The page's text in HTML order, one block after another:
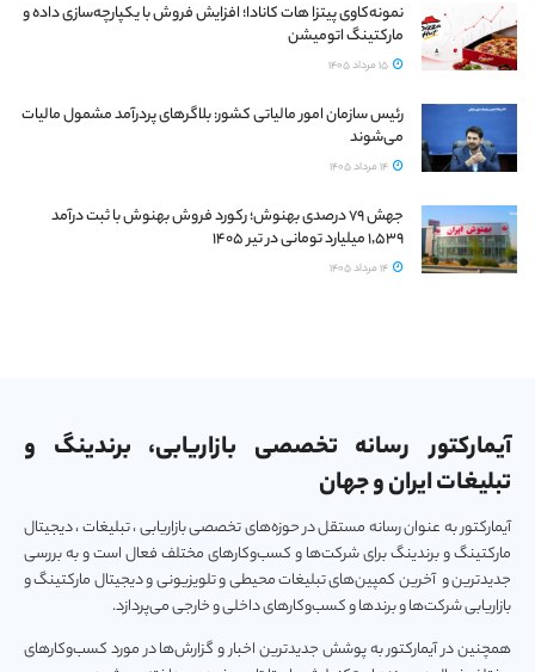
نمونه‌کاوی پیتزا هات کانادا؛ افزایش فروش با یکپارچه‌سازی داده و
مارکتینگ اتومیشن
رئیس سازمان امور مالیاتی کشور: بلاگرهای پردرآمد مشمول مالیات
می‌شوند
جهش ۷۹ درصدی بهنوش؛ رکورد فروش بهنوش با ثبت درآمد
۱٬۵۳۹ میلیارد تومانی در تیر ۱۴۰۵
آیمارکتور رسانه تخصصی بازاریابی، برندینگ و
تبلیغات ایران و جهان
آیمارکتور به عنوان رسانه مستقل در حوزه‌های تخصصی بازاریابی ، تبلیغات ، دیجیتال
مارکتینگ و برندینگ برای شرکت‌ها و کسب‌و‌کارهای مختلف فعال است و به بررسی
جدیدترین و آخرین کمپین‌های تبلیغات محیطی و تلویزیونی و دیجیتال مارکتینگ و
بازاریابی شرکت‌ها و برندها و کسب‌و‌کارهای داخلی و خارجی می‌پردازد.
همچنین در آیمارکتور به پوشش جدیدترین اخبار و گزارش‌ها در مورد کسب‌و‎کارهای